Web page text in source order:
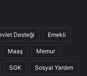
Desteği Emekli
Maaş Memur
SGK Sosyal Yardım